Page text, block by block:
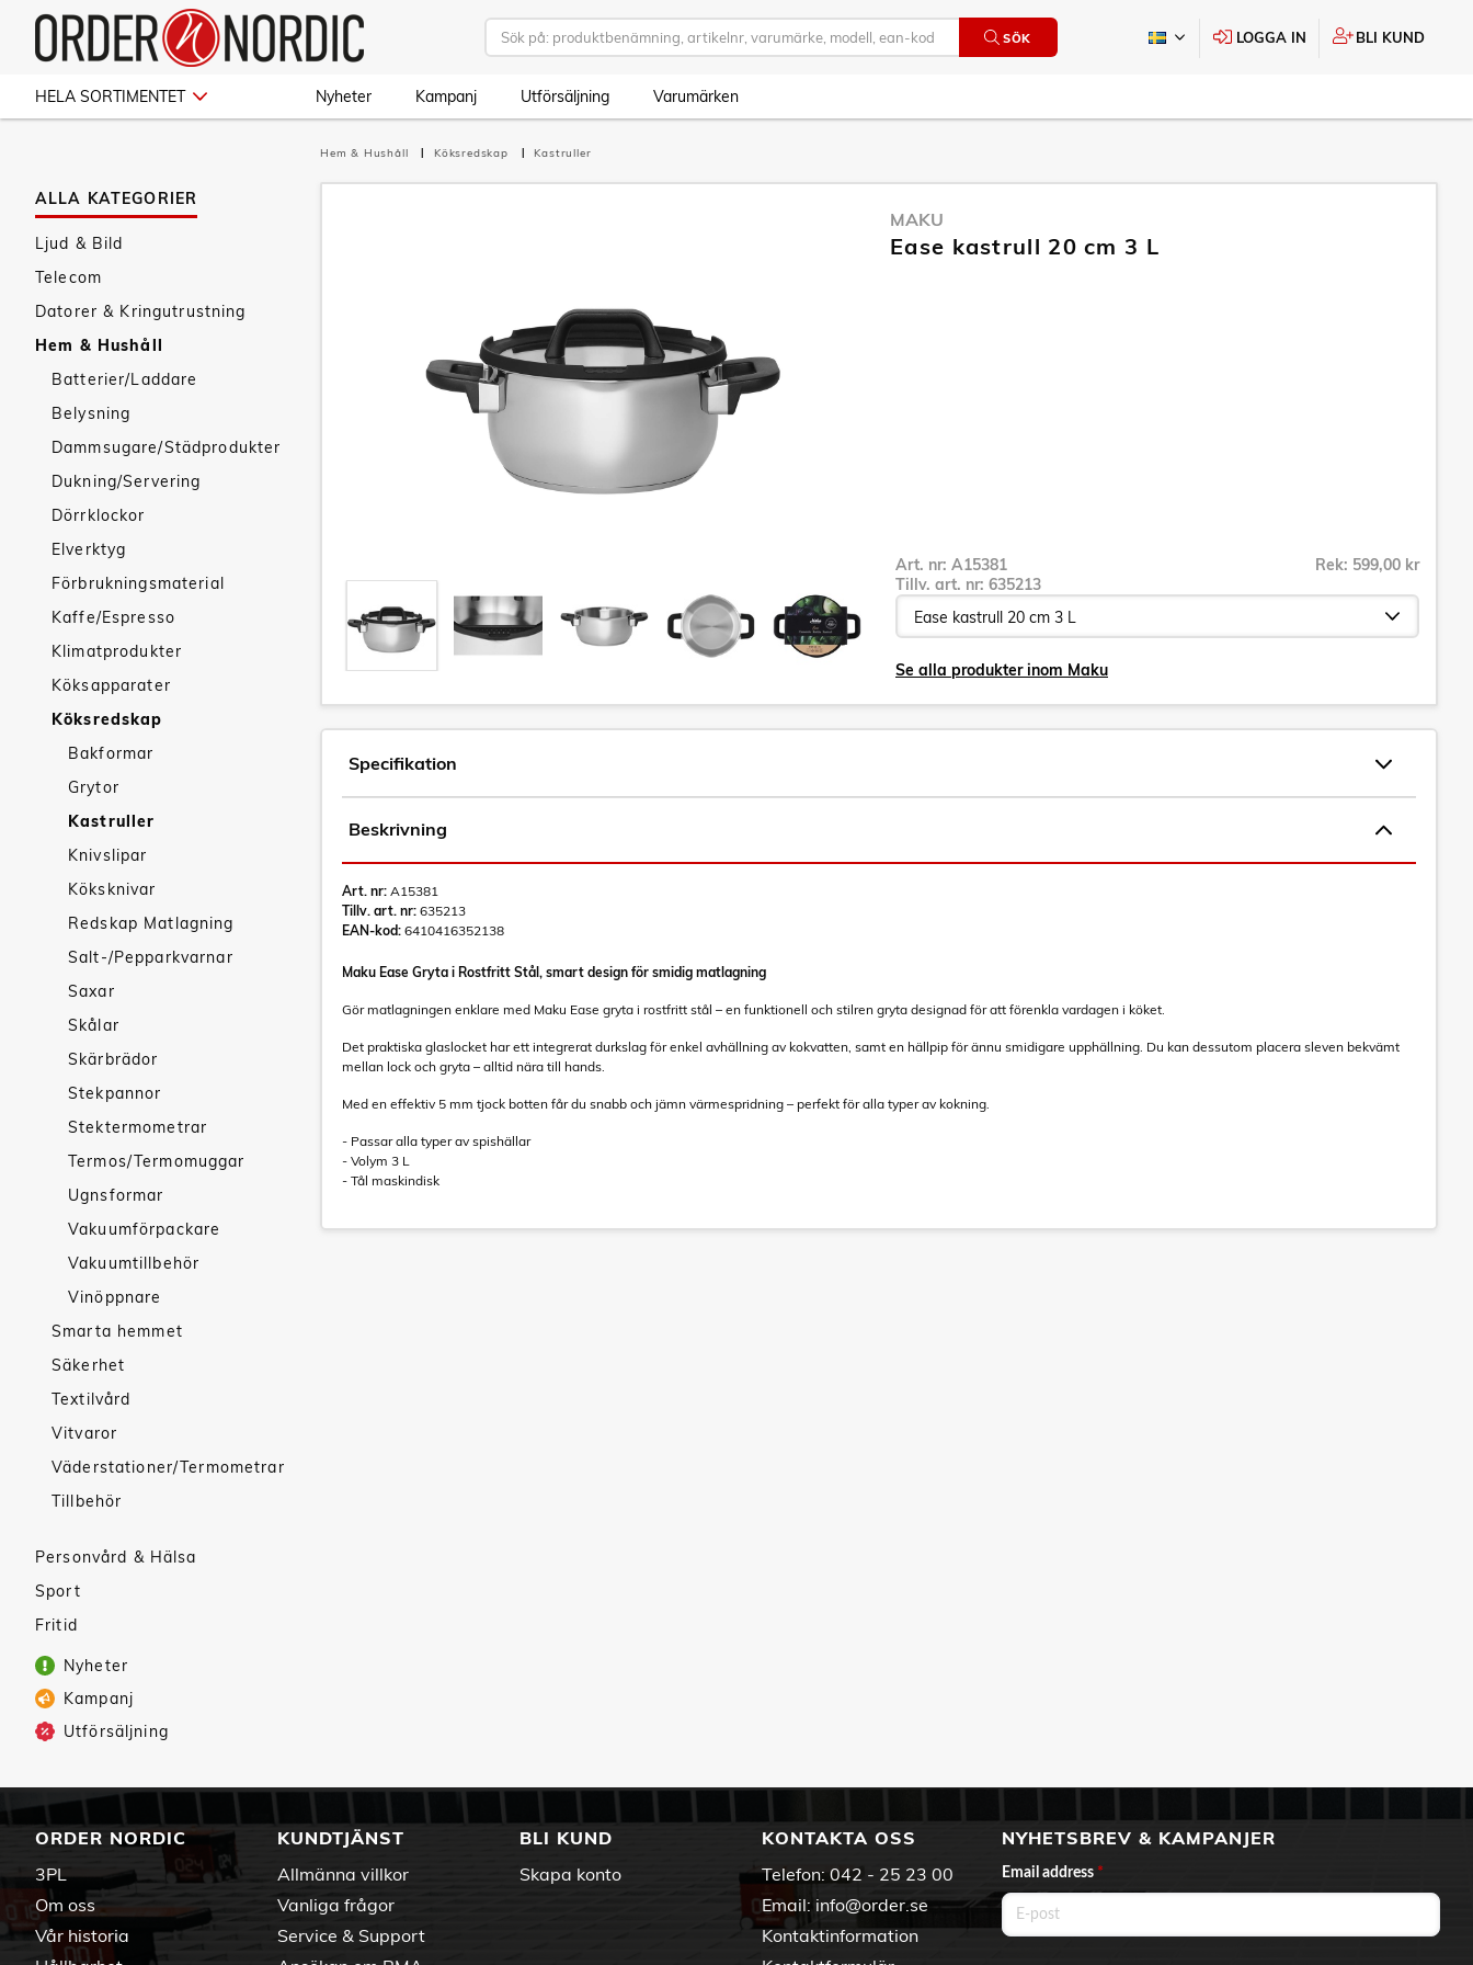
SÖK LOGGA IN BLI KUND
HELA SORTIMENTET Nyheter Kampanj Utförsäljning Varumärken
ALLA KATEGORIER
Ljud & Bild
Telecom
Datorer & Kringutrustning
Hem & Hushåll
Batterier/Laddare
Belysning
Dammsugare/Städprodukter
Dukning/Servering
Dörrklockor
Elverktyg
Förbrukningsmaterial
Kaffe/Espresso
Klimatprodukter
Köksapparater
Köksredskap
Bakformar
Grytor
Kastruller
Knivslipar
Köksknivar
Redskap Matlagning
Salt-/Pepparkvarnar
Saxar
Skålar
Skärbrädor
Stekpannor
Stektermometrar
Termos/Termomuggar
Ugnsformar
Vakuumförpackare
Vakuumtillbehör
Vinöppnare
Smarta hemmet
Säkerhet
Textilvård
Vitvaror
Väderstationer/Termometrar
Tillbehör
Personvård & Hälsa
Sport
Fritid
Nyheter
Kampanj
Utförsäljning
Hem & Hushåll Köksredskap Kastruller
MAKU
Ease kastrull 20 cm 3 L
Art. nr: A15381
Tillv. art. nr: 635213
Rek: 599,00 kr
Se alla produkter inom Maku
Specifikation
Beskrivning
Art. nr: A15381
Tillv. art. nr: 635213
EAN-kod: 6410416352138
Maku Ease Gryta i Rostfritt Stål, smart design för smidig matlagning
Gör matlagningen enklare med Maku Ease gryta i rostfritt stål – en funktionell och stilren gryta designad för att förenkla vardagen i köket.
Det praktiska glaslocket har ett integrerat durkslag för enkel avhällning av kokvatten, samt en hällpip för ännu smidigare upphällning. Du kan dessutom placera sleven bekvämt
mellan lock och gryta – alltid nära till hands.
Med en effektiv 5 mm tjock botten får du snabb och jämn värmespridning – perfekt för alla typer av kokning.
- Passar alla typer av spishällar
- Volym 3 L
- Tål maskindisk
ORDER NORDIC
3PL
Om oss
Vår historia
KUNDTJÄNST
Allmänna villkor
Vanliga frågor
Service & Support
BLI KUND
Skapa konto
KONTAKTA OSS
Telefon: 042 - 25 23 00
Email: info@order.se
Kontaktinformation
NYHETSBREV & KAMPANJER
Email address *